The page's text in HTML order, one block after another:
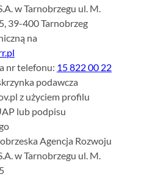
w Tarnobrzegu ul. M.
39-400 Tarnobrzeg
na
nr telefonu: 15 822 00 22
podawcza
z użyciem profilu
lub podpisu
Agencja Rozwoju
w Tarnobrzegu ul. M.